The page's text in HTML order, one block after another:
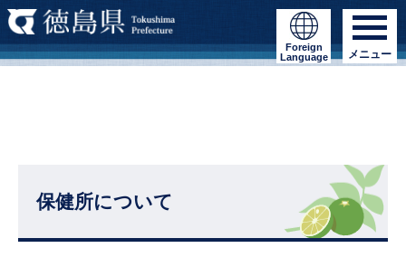
Foreign
Language
メニュー
保健所について